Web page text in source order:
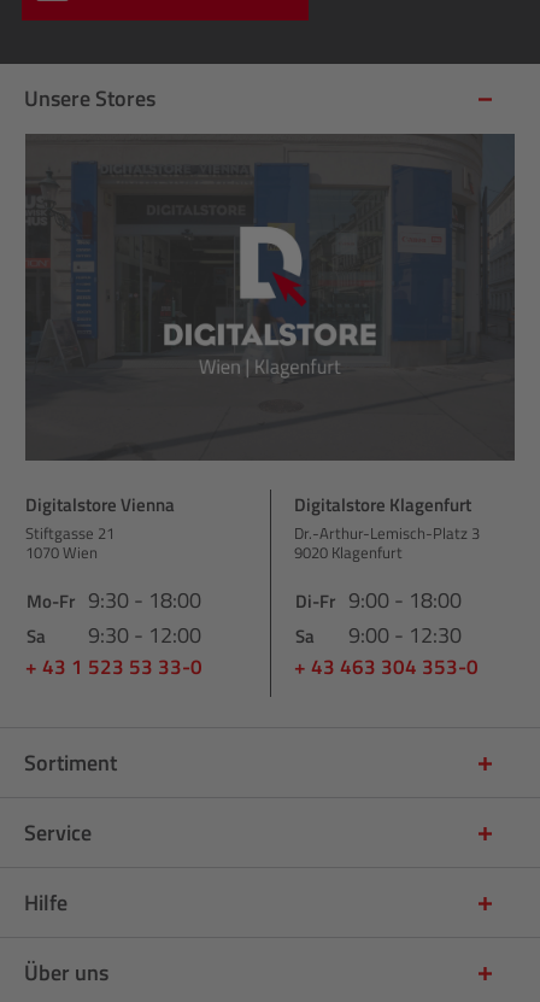
Unsere Stores
Digitalstore Vienna
Stiftgasse 21
1070 Wien
Mo-Fr 9:30 - 18:00
Sa 9:30 - 12:00
+ 43 1 523 53 33-0
Digitalstore Klagenfurt
Dr.-Arthur-Lemisch-Platz 3
9020 Klagenfurt
Di-Fr 9:00 - 18:00
Sa 9:00 - 12:30
+ 43 463 304 353-0
Sortiment
Service
Hilfe
Über uns